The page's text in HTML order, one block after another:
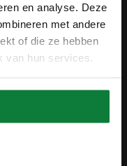
en analyse. Deze
met andere
of die ze hebben
van hun services.